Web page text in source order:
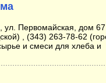
ул. Первомайская, дом
, (343) 263-78-62
и смеси для хлеба и